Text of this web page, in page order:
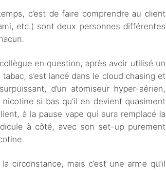
c’est de faire comprendre au client
etc.) sont deux personnes différentes
en question, après avoir utilisé un
s’est lancé dans le cloud chasing et
d’un atomiseur hyper-aérien,
nicotine si bas qu’il en devient quasiment
à la pause vape qui aura remplacé la
à côté, avec son set-up purement
circonstance, mais c’est une arme qu’il